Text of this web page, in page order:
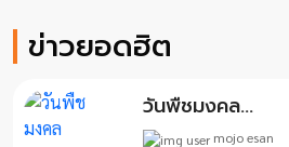
ข่าวยอดฮิต
วันพืชมงคล...
mojo esan